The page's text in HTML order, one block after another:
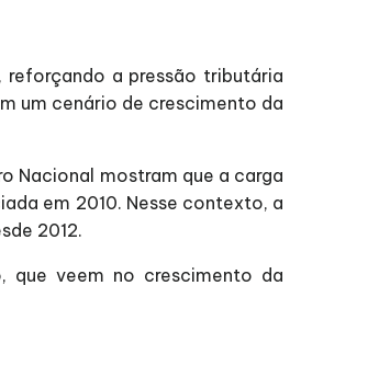
a pressão tributária
um cenário de crescimento da
Nacional mostram que a carga
em 2010. Nesse contexto, a
2012.
que veem no crescimento da